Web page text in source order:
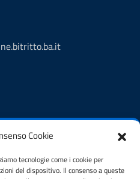
Cookie
tecnologie come i cookie per
del dispositivo. Il consenso a queste